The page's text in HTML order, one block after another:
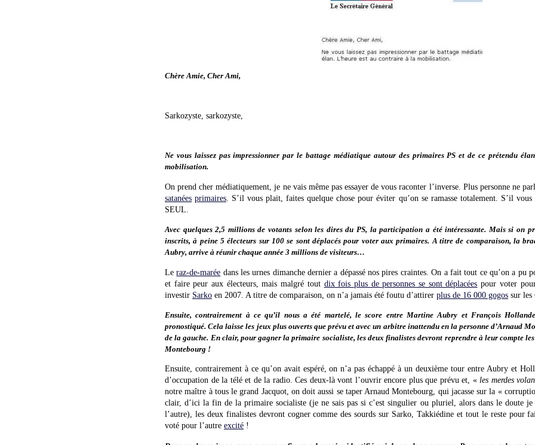
Chère Amie, Cher Ami,
Sarkozyste, sarkozyste,
Ne vous laissez pas impressionner par le battage médiatique autour des primaires PS et de ce prétendu
mobilisation.
On prend cher médiatiquement, je ne vais même pas essayer de vous raconter l’inverse. Plus personne ne
satanées primaires . S’il vous plait, faites quelque chose pour éviter qu’on se ramasse totalement. S’il
SEUL.
Avec quelques 2,5 millions de votants selon les dires du PS, la participation a été intéressante. Mais si on
inscrits, à peine 5 électeurs sur 100 se sont déplacés pour voter aux primaires. A titre de comparaison, la
Aubry, arrive à réunir chaque année 3 millions de visiteurs…
Leraz-de-marée dans les urnes dimanche dernier a dépassé nos pires craintes. On a fait tout ce qu’on a pu
et faire peur aux électeurs, mais malgré tout dix fois plus de personnes se sont déplacées pour voter
investir Sarko en 2007. A titre de comparaison, on n’a jamais été foutu d’attirer plus de 16 000 gogos sur les
Ensuite, contrairement à ce qu’il nous a été martelé, le score entre Martine Aubry et François
pronostiqué. Cela laisse les jeux plus ouverts que prévu et avec un arbitre inattendu en la personne d’Arnaud
de la gauche. En clair, pour gagner la primaire socialiste, les deux finalistes devront reprendre à leur compte
Montebourg !
Ensuite, contrairement à ce qu’on avait espéré, on n’a pas échappé à un deuxième tour entre Aubry et
d’occupation de la télé et de la radio. Ces deux-là vont l’ouvrir encore plus que prévu et, «les merdes
notre maître à tous le grand Jacquot, on doit aussi se taper Arnaud Montebourg, qui jacasse sur la «
clair, d’ici la fin de la primaire socialiste (je ne sais pas si c’est singulier ou pluriel, alors dans le doute
l’autre), les deux finalistes devront cogner comme des sourds sur Sarko, Takkiédine et tout le reste pour
voté pour l’autre excité !